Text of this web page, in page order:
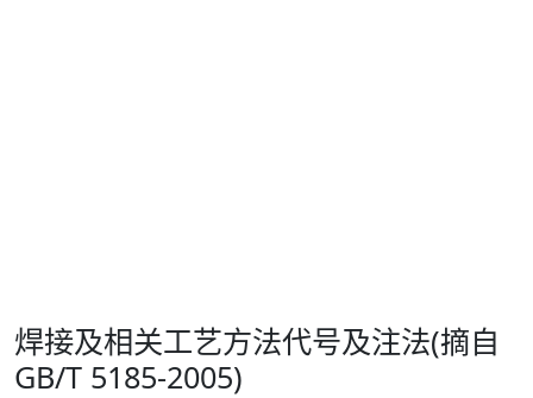
焊接及相关工艺方法代号及注法(摘自
GB/T 5185-2005)